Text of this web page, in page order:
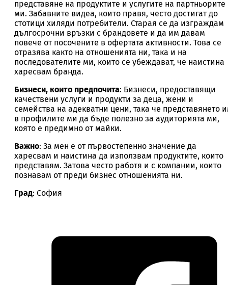
представяне на продуктите и услугите на партньорите
ми. Забавните видеа, които правя, често достигат до
стотици хиляди потребители. Старая се да изграждам
дългосрочни връзки с брандовете и да им давам
повече от посочените в офертата активности. Това се
отразява както на отношенията ни, така и на
последователите ми, които се убеждават, че наистина
харесвам бранда.
Бизнеси, които предпочита: Бизнеси, предоставящи
качествени услуги и продукти за деца, жени и
семейства на адекватни цени, така че представянето
в профилите ми да бъде полезно за аудиторията ми,
която е предимно от майки.
Важно: За мен е от първостепенно значение да
харесвам и наистина да използвам продуктите, които
представям. Затова често работя и с компании, които
познавам от преди бизнес отношенията ни.
Град: София